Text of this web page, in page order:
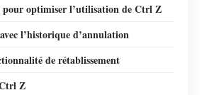
pour optimiser l’utilisation de Ctrl Z
l’historique d’annulation
de rétablissement
Z